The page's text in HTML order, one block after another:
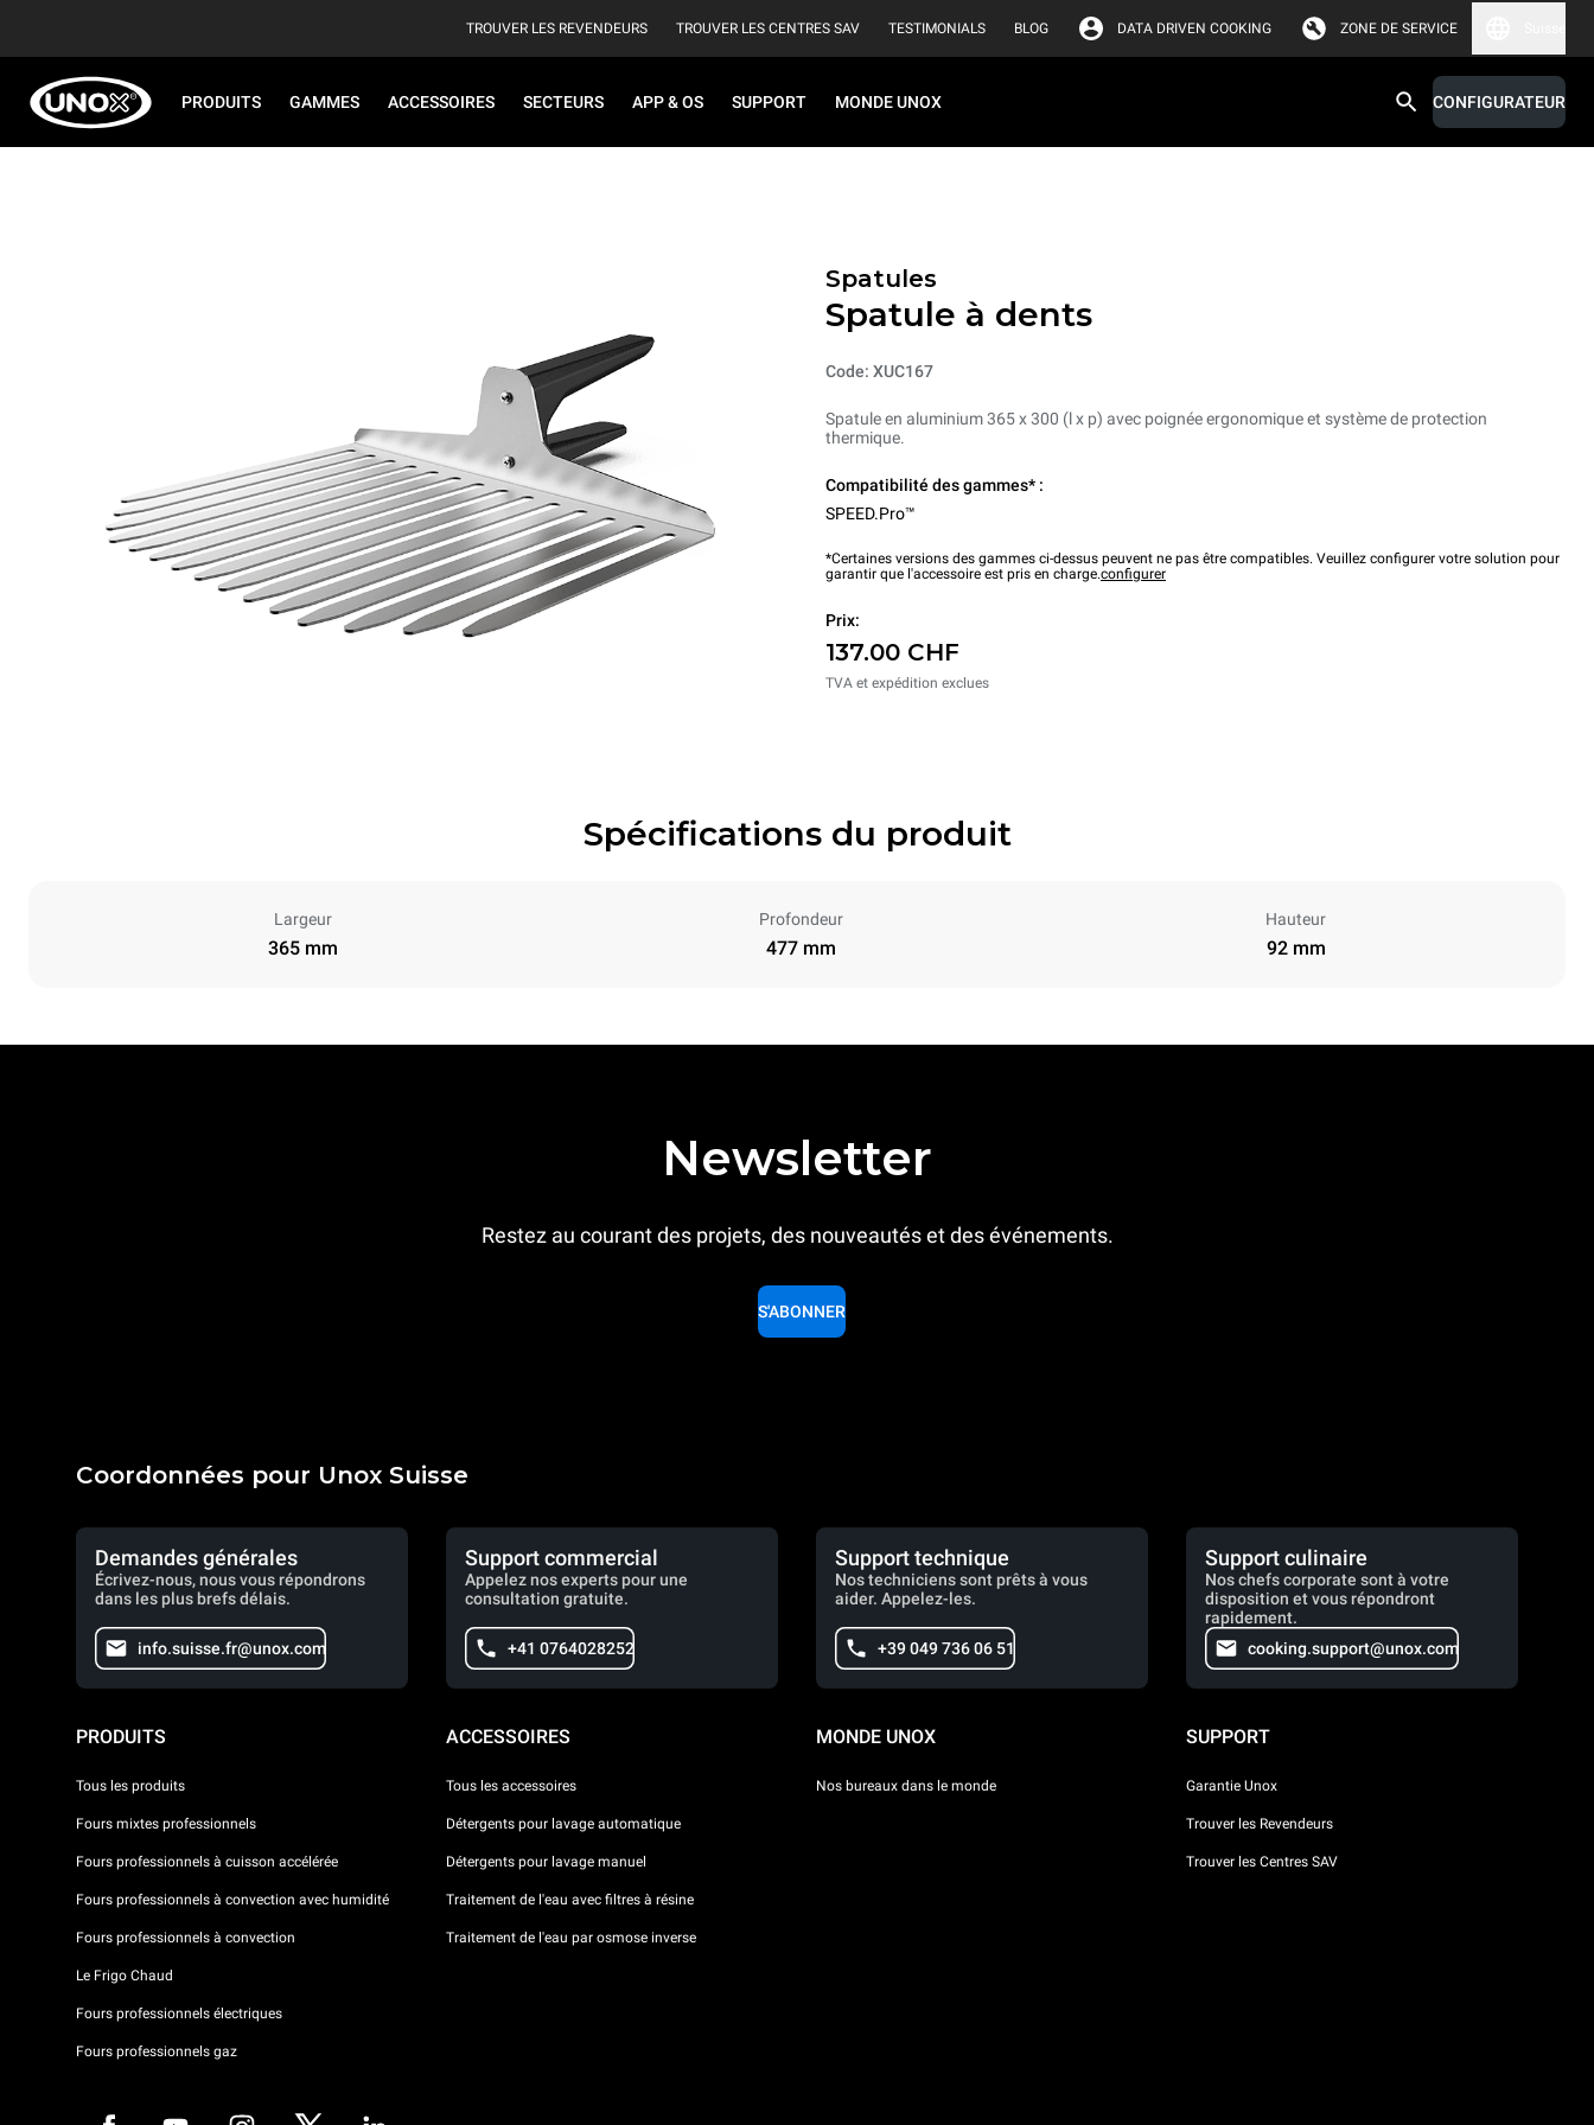
TROUVER LES REVENDEURS TROUVER LES CENTRES SAV TESTIMONIALS BLOG DATA DRIVEN COOKING ZONE DE SERVICE
PRODUITS GAMMES ACCESSOIRES SECTEURS APP & OS SUPPORT MONDE UNOX CONFIGURATEUR
Spatules
Spatule à dents
Code: XUC167
Spatule en aluminium 365 x 300 (l x p) avec poignée ergonomique et système de protection
thermique.
Compatibilité des gammes* :
SPEED.Pro™
*Certaines versions des gammes ci-dessus peuvent ne pas être compatibles. Veuillez configurer votre solution pour
garantir que l'accessoire est pris en charge.configurer
Prix:
137.00 CHF
TVA et expédition exclues
Spécifications du produit
Largeur
365 mm
Profondeur
477 mm
Hauteur
92 mm
Newsletter
Restez au courant des projets, des nouveautés et des événements.
S'ABONNER
Coordonnées pour Unox Suisse
Demandes générales
Écrivez-nous, nous vous répondrons
dans les plus brefs délais.
info.suisse.fr@unox.com
Support commercial
Appelez nos experts pour une
consultation gratuite.
+41 0764028252
Support technique
Nos techniciens sont prêts à vous
aider. Appelez-les.
+39 049 736 06 51
Support culinaire
Nos chefs corporate sont à votre
disposition et vous répondront
rapidement.
cooking.support@unox.com
PRODUITS
Tous les produits
Fours mixtes professionnels
Fours professionnels à cuisson accélérée
Fours professionnels à convection avec humidité
Fours professionnels à convection
Le Frigo Chaud
Fours professionnels électriques
Fours professionnels gaz
ACCESSOIRES
Tous les accessoires
Détergents pour lavage automatique
Détergents pour lavage manuel
Traitement de l'eau avec filtres à résine
Traitement de l'eau par osmose inverse
MONDE UNOX
Nos bureaux dans le monde
SUPPORT
Garantie Unox
Trouver les Revendeurs
Trouver les Centres SAV